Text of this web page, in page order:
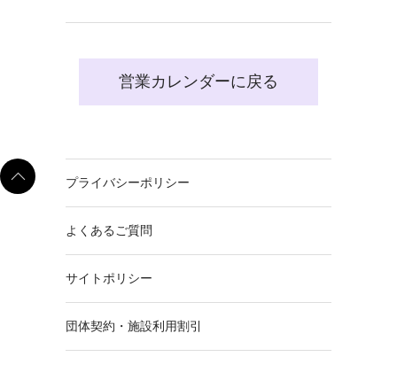
営業カレンダーに戻る
プライバシーポリシー
よくあるご質問
サイトポリシー
団体契約・施設利用割引